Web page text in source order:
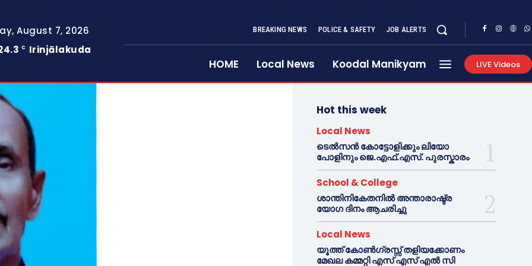
August 7, 2026
C Irinjālakuda
BREAKING NEWS POLICE & SAFETY JOB ALERTS
HOME Local News Koodal Manikyam LIVE Videos
Hot this week
Local News
ടെൽസൻ കോട്ടോളിക്കും ലിയോ
പോളിനും ജെ.എഫ്.എസ്. പുരസ്കാരം
School & College
ശാന്തിനികേതനിൽ അന്താരാഷ്ട്ര
യോഗ ദിനം ആചരിച്ചു
Local News
യൂത്ത് കോൺഗ്രസ്സ് തളിയക്കോണം
മേഖല കമ്മറ്റി എസ് എസ് എൽ സി